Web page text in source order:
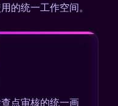
的统一工作空间。
点审核的统一画